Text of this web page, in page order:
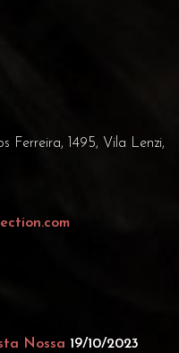
Ferreira, 1495, Vila Lenzi,
Nossa 19/10/2023